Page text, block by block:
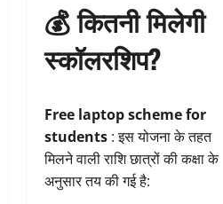
💰 कितनी मिलेगी
स्कॉलरशिप?
Free laptop scheme for
students : इस योजना के तहत
मिलने वाली राशि छात्रों की कक्षा के
अनुसार तय की गई है: